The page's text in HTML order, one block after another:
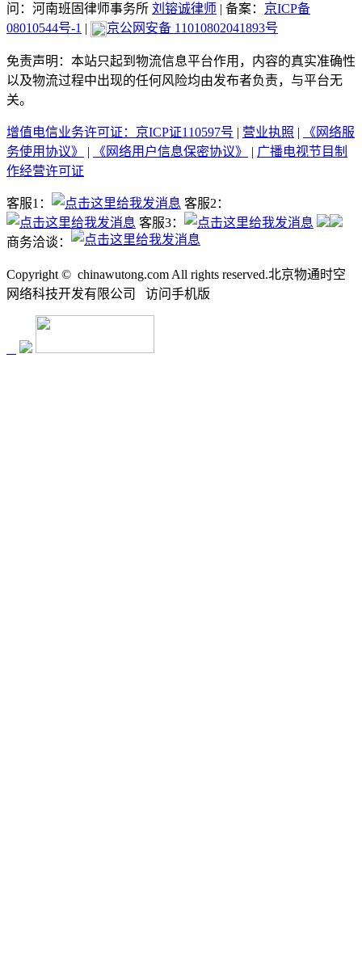
问：河南班固律师事务所 刘镕诚律师 | 备案： 京ICP备
08010544号-1 | 京公网安备 11010802041893号
免责声明：本站只起到物流信息平台作用，内容的真实准确性
以及物流过程中出现的任何风险均由发布者负责，与平台无
关。
增值电信业务许可证：京ICP证110597号 | 营业执照 |
《网络服
务使用协议》
| 《网络用户信息保密协议》 | 广播电视节目制
作经营许可证
客服1：
客服2：
客服3：
商务洽谈：
Copyright © chinawutong.com All rights reserved.北京物通时空
网络科技开发有限公司
访问手机版